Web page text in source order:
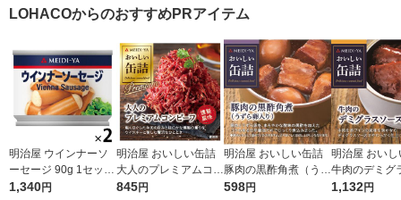
缶 魚介缶詰 素材缶 魚
LOHACOからのおすすめPRアイテム
明治屋 ウインナーソ
ーセージ 90g 1セット
（1個×2）缶詰
1,340円
明治屋 おいしい缶詰
大人のプレミアムコン
ビーフ 燻製風味 1個
845円
明治屋 おいしい缶詰
豚肉の黒酢角煮（うず
ら卵入り） 1個
598円
明治屋 おいし
牛肉のデミグ
ス味 1セット
1,132円